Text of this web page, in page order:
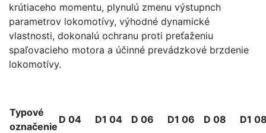
krútiaceho momentu, plynulú zmenu výstupnch
parametrov lokomotívy, výhodné dynamické
vlastnosti, dokonalú ochranu proti preťaženiu
spaľovacieho motora a účinné prevádzkové brzdenie
lokomotívy.
Typové
označenie
D 04 D1 04 D 06 D1 06 D 08
D1